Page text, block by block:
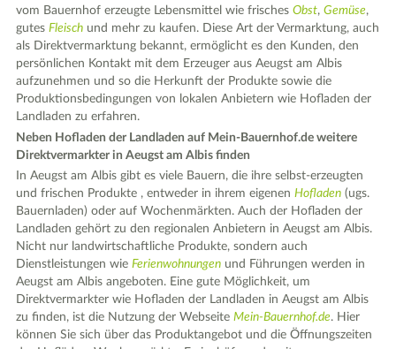
vom Bauernhof erzeugte Lebensmittel wie frischesObst,Gemüse,
gutesFleisch und mehr zu kaufen. Diese Art der Vermarktung, auch
als Direktvermarktung bekannt, ermöglicht es den Kunden, den
persönlichen Kontakt mit dem Erzeuger aus Aeugst am Albis
aufzunehmen und so die Herkunft der Produkte sowie die
Produktionsbedingungen von lokalen Anbietern wie Hofladen der
Landladen zu erfahren.
Neben Hofladen der Landladen auf Mein-Bauernhof.de weitere
Direktvermarkter in Aeugst am Albis finden
In Aeugst am Albis gibt es viele Bauern, die ihre selbst-erzeugten
und frischen Produkte , entweder in ihrem eigenenHofladen (ugs.
Bauernladen) oder auf Wochenmärkten. Auch der Hofladen der
Landladen gehört zu den regionalen Anbietern in Aeugst am Albis.
Nicht nur landwirtschaftliche Produkte, sondern auch
Dienstleistungen wieFerienwohnungen und Führungen werden in
Aeugst am Albis angeboten. Eine gute Möglichkeit, um
Direktvermarkter wie Hofladen der Landladen in Aeugst am Albis
zu finden, ist die Nutzung der WebseiteMein-Bauernhof.de. Hier
können Sie sich über das Produktangebot und die Öffnungszeiten